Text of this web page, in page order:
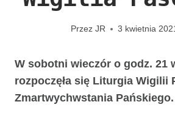
Przez JR 3 kwietnia
W sobotni wieczór o godz. 21
rozpoczęła się Liturgia Wigilii
Zmartwychwstania Pańskiego.